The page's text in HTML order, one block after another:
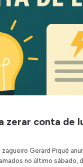
zerar conta de
Gerard Piqué
no último sábado,